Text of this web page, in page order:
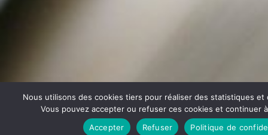
Nous utilisons des cookies tiers pour réaliser des statistiques et
Vous pouvez accepter ou refuser ces cookies et continuer
Accepter
Refuser Politique de